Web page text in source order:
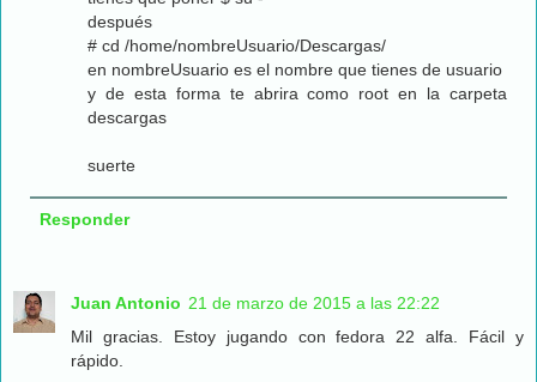
después
# cd /home/nombreUsuario/Descargas/
en nombreUsuario es el nombre que tienes de usuario
y de esta forma te abrira como root en la carpeta
descargas
suerte
Responder
Juan Antonio 21 de marzo de 2015 a las 22:22
Mil gracias. Estoy jugando con fedora 22 alfa. Fácil y
rápido.